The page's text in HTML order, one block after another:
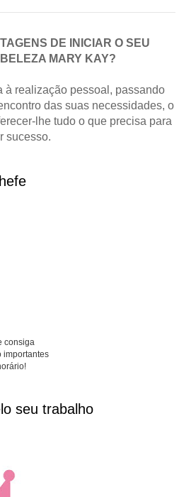
DE INICIAR O SEU
MARY KAY?
à realização pessoal, passando
das suas necessidades, o
lhe tudo o que precisa para
sucesso.
consiga
importantes
seu trabalho